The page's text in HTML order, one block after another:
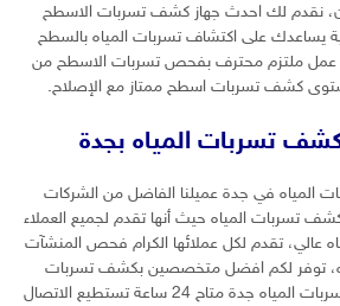
نقدم لك احدث جهاز كشف تسربات الاسطح
يساعدك على اكتشاف تسربات المياه بالسطح
عمل ملتزم محترف بفحص تسربات الاسطح من
كشف تسربات اسطح ممتاز مع الإصلاح.
تسربات المياه بجدة
المياه في جدة عميلنا الفاضل من الشركات
تسربات المياه حيث أنها تقدم لجميع العملاء
تقدم لكل عملائها الكرام فحص المنشآت
توفر لكم افضل متخصصين بكشف تسربات
المياه، رقم شركة كشف تسربات المياه جدة متاح 24 ساعة تستطيع الاتصال